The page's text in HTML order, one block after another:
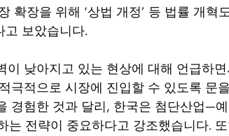
확장을 위해 ‘상법 개정’ 등 법률 개혁
고 보았습니다.
낮아지고 있는 현상에 대해 언급하
극적으로 시장에 진입할 수 있도록 문
경험한 것과 달리, 한국은 첨단산업—
전략이 중요하다고 강조했습니다.